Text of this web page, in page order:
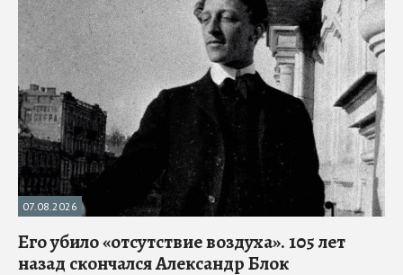
07.08.2026
Его убило «отсутствие воздуха». 105 лет
назад скончался Александр Блок